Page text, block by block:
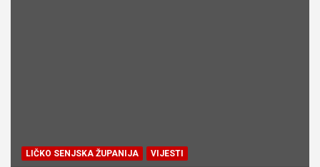
LIČKO SENJSKA ŽUPANIJA VIJESTI